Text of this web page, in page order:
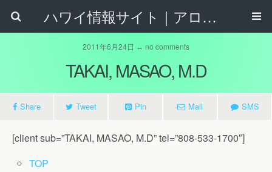
ハワイ情報サイト｜アロハタウンネット
2011年6月24日 ↔ no comments
TAKAI, MASAO, M.D
Share Tweet Pin Mail SMS
[client sub=”TAKAI, MASAO, M.D” tel=”808-533-1700″]
TOP